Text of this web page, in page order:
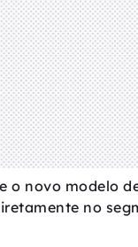
o novo modelo
no